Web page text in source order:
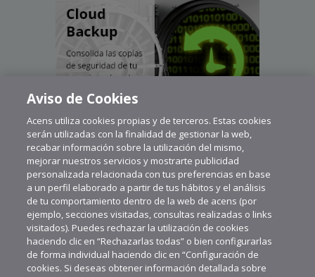
Aviso de Cookies
Acens utiliza cookies propias y de terceros. Estas cookies
serán utilizadas con la finalidad de gestionar la web,
recabar información sobre la utilización del mismo,
mejorar nuestros servicios y mostrarte publicidad
personalizada relacionada con tus preferencias en base
a un perfil elaborado a partir de tus hábitos y el análisis
de tu comportamiento dentro de la web de acens (por
ejemplo, secciones visitadas, consultas realizadas o links
visitados). Puedes rechazar la utilización de cookies
haciendo clic en “Rechazarlas todas” o bien configurarlas
de forma individual haciendo clic en “Configuración de
cookies. Si deseas obtener información detallada sobre